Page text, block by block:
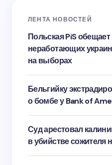
ЛЕНТА НОВОСТЕЙ
Польская PiS
неработающих
на выборах
Бельгийку
о бомбе у Bank of
Суд арестовал
в убийстве сожителя